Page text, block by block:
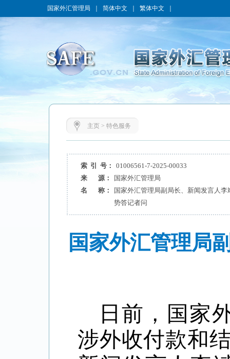
国家外汇管理局 简体中文 繁体中文
主页> 特色服务
索 引 号：
01006561-7-2025-00033
来 源：
国家外汇管理局
名 称：
国家外汇管理局副局长、新闻发言人
势答记者问
国家外汇管理局
日前，国家
涉外收付款和